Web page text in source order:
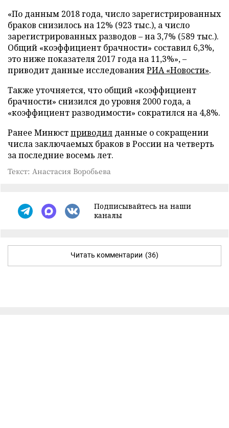
«По данным 2018 года, число зарегистрированных
браков снизилось на 12% (923 тыс.), а число
зарегистрированных разводов – на 3,7% (589 тыс.).
Общий «коэффициент брачности» составил 6,3%,
это ниже показателя 2017 года на 11,3%», –
приводит данные исследованияРИА «Новости».
Также уточняется, что общий «коэффициент
брачности» снизился до уровня 2000 года, а
«коэффициент разводимости» сократился на 4,8%.
Ранее Минюстприводил данные о сокращении
числа заключаемых браков в России на четверть
за последние восемь лет.
Текст: Анастасия Воробьева
Подписывайтесь на наши
каналы
Читать комментарии (36)